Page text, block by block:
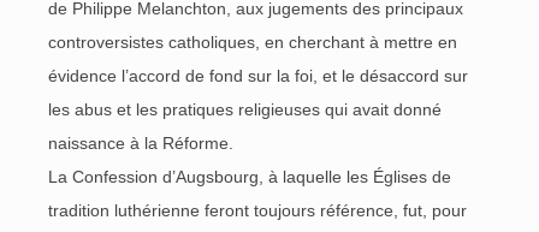
de Philippe Melanchton, aux jugements des principaux
controversistes catholiques, en cherchant à mettre en
évidence l’accord de fond sur la foi, et le désaccord sur
les abus et les pratiques religieuses qui avait donné
naissance à la Réforme.
La Confession d’Augsbourg, à laquelle les Églises de
tradition luthérienne feront toujours référence, fut, pour